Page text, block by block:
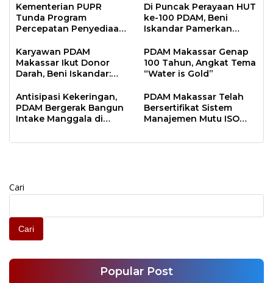
Kementerian PUPR
Tunda Program
Percepatan Penyediaan
Iskandar: Ada 1.945
Pelanggan PDAM Sudah
Verifikasi
Di Puncak Perayaan HUT
ke-100 PDAM, Beni
Iskandar Pamerkan
dan Inovasi Baru
Karyawan PDAM
Makassar Ikut Donor
Darah, Beni Iskandar:
Tahun PDAM
PDAM Makassar Genap
100 Tahun, Angkat Tema
“Water is Gold”
Antisipasi Kekeringan,
PDAM Bergerak Bangun
Intake Manggala di
PDAM Makassar Telah
Bersertifikat Sistem
Manajemen Mutu ISO
Assurance
Cari
Cari
Popular Post